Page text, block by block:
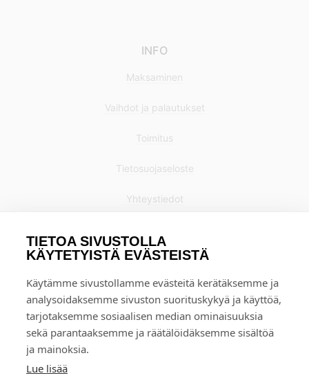
TIETOA SIVUSTOLLA
KÄYTETYISTÄ EVÄSTEISTÄ
Käytämme sivustollamme evästeitä kerätäksemme ja
analysoidaksemme sivuston suorituskykyä ja käyttöä,
tarjotaksemme sosiaalisen median ominaisuuksia
sekä parantaaksemme ja räätälöidäksemme sisältöä
ja mainoksia.
Lue lisää
INFO
Maksaminen
Vaihdot ja palautukset
Toimitus
Tietosuojaseloste
Yhteystiedot